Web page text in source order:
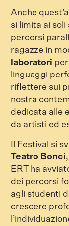
Anche
si limita ai
percorsi
ragazze in
laboratori
linguaggi
riflettere sui
nostra
dedicata alle
da artisti ed
Il Festival si
Teatro Bonci
ERT ha
dei percorsi
agli studenti
crescere